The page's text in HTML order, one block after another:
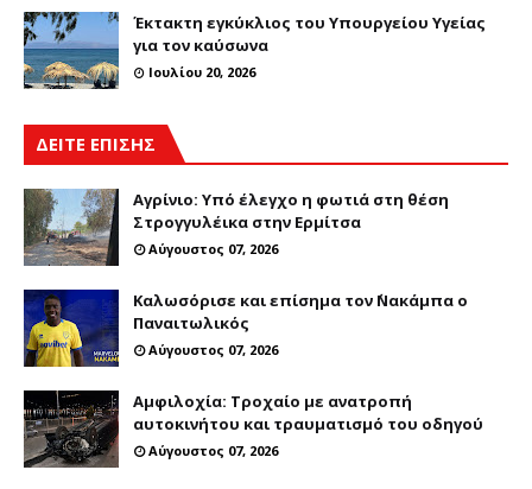
Έκτακτη εγκύκλιος του Υπουργείου Υγείας
για τον καύσωνα
Ιουλίου 20, 2026
ΔΕΙΤΕ ΕΠΙΣΗΣ
Αγρίνιο: Υπό έλεγχο η φωτιά στη θέση
Στρογγυλέικα στην Ερμίτσα
Αύγουστος 07, 2026
Καλωσόρισε και επίσημα τον ΄Νακάμπα ο
Παναιτωλικός
Αύγουστος 07, 2026
Αμφιλοχία: Τροχαίο με ανατροπή
αυτοκινήτου και τραυματισμό του οδηγού
Αύγουστος 07, 2026